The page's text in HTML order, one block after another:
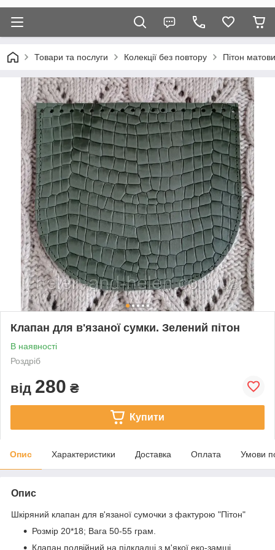
Товари та послуги Колекції без повтору Пітон
Клапан для в'язаної сумки. Зелений пітон
В наявності
Роздріб
від 280 ₴
Купити
Опис Характеристики Доставка Оплата Умови
Опис
Шкіряний клапан для в'язаної сумочки з фактурою "Пітон"
Розмір 20*18; Вага 50-55 грам.
Клапан подвійний на підкладці з м'якої еко-замші,